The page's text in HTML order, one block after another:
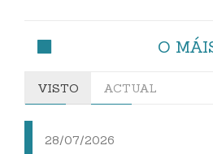
O
VISTO ACTUAL
28/07/2026